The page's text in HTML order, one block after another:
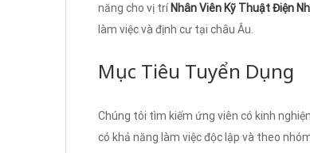
năng cho vị trí Nhân Viên Kỹ Thuật Điện
làm việc và định cư tại châu Âu.
Mục Tiêu Tuyển Dụng
Chúng tôi tìm kiếm ứng viên có kinh
có khả năng làm việc độc lập và theo